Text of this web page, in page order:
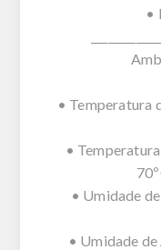
•
• Temperatura
•
• Umidade
• Umidade